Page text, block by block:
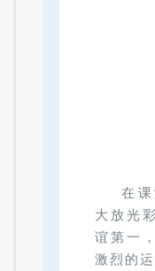
在
大放光
谊第一
激烈的运